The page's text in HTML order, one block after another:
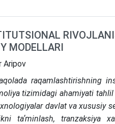
MODELLARI
Aripov
raqamlashtirishning
tizimidagi ahamiyati
davlat va xususiy
taʼminlash, tranzaksiya